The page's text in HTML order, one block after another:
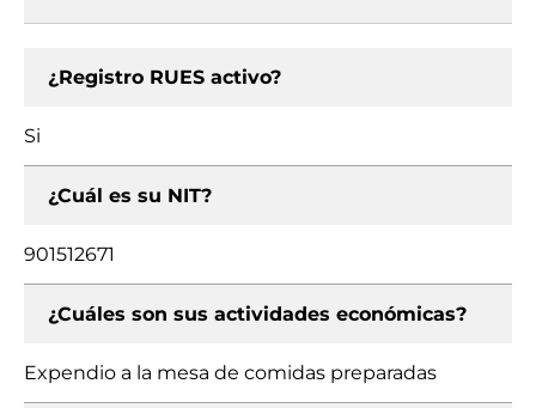
¿Registro RUES activo?
Si
¿Cuál es su NIT?
901512671
¿Cuáles son sus actividades económicas?
Expendio a la mesa de comidas preparadas